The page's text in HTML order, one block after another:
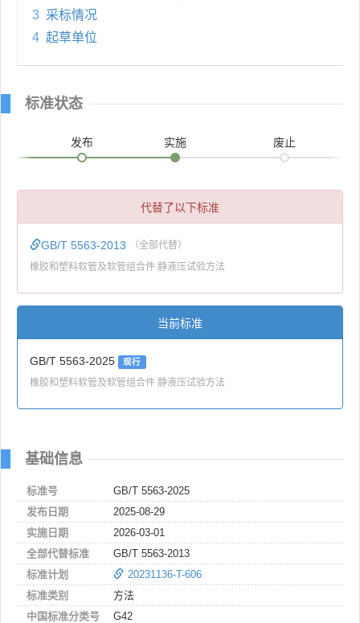
3 采标情况
4 起草单位
标准状态
发布 实施 废止
代替了以下标准
GB/T 5563-2013 （全部代替）
橡胶和塑料软管及软管组合件 静液压试验方法
当前标准
GB/T 5563-2025 现行
橡胶和塑料软管及软管组合件 静液压试验方法
基础信息
标准号
GB/T 5563-2025
发布日期
2025-08-29
实施日期
2026-03-01
全部代替标准
GB/T 5563-2013
标准计划
20231136-T-606
标准类别
方法
中国标准分类号
G42